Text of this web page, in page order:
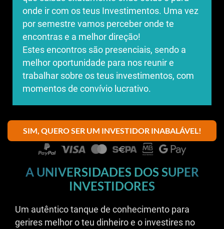
onde ir com os teus Investimentos. Uma vez
por semestre vamos perceber onde te
encontras e a melhor direção!
Estes encontros são presenciais, sendo a
melhor oportunidade para nos reunir e
trabalhar sobre os teus investimentos, com
momentos de convívio lucrativo.
SIM, QUERO SER UM INVESTIDOR INABALÁVEL!
A UNIVERSIDADES DOS SUPER
INVESTIDORES
Um autêntico tanque de conhecimento para
gerires melhor o teu dinheiro e o investires no